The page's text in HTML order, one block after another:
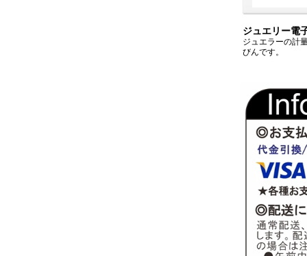
ジュエリー電
ジュエラーの計
びんです。